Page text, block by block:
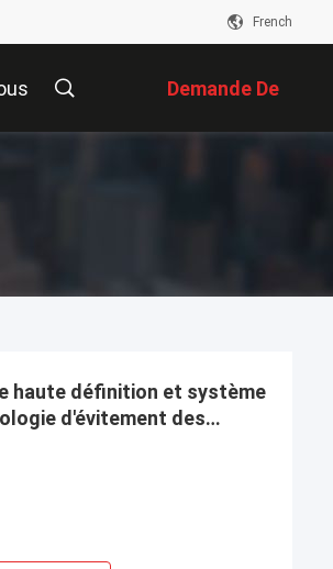
French
Demande De
Soumission
haute définition et système
d'évitement des